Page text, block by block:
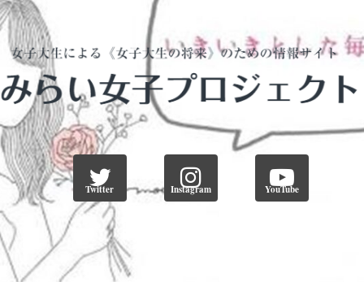
Twitter Instagram YouTube